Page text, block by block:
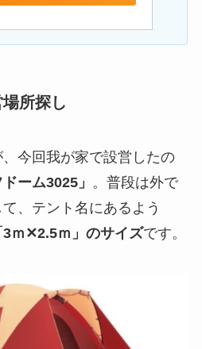
所探し
今回我が家で設営したの
ーム3025」 。普段は外で
、テント名にあるよう
3ｍ✕2.5ｍ」のサイズです。